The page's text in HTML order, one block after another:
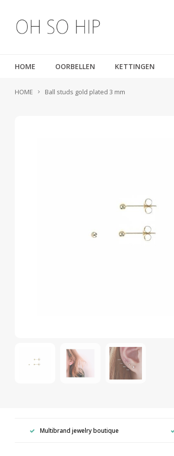
HOME OORBELLEN KETTINGEN
HOME Ball studs gold plated 3 mm
Multibrand jewelry boutique